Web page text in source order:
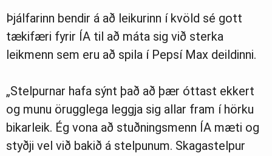
Þjálfarinn bendir á að leikurinn í kvöld sé gott
tækifæri fyrir ÍA til að máta sig við sterka
leikmenn sem eru að spila í Pepsí Max deildinni.
„Stelpurnar hafa sýnt það að þær óttast ekkert
og munu örugglega leggja sig allar fram í hörku
bikarleik. Ég vona að stuðningsmenn ÍA mæti og
styðji vel við bakið á stelpunum. Skagastelpur